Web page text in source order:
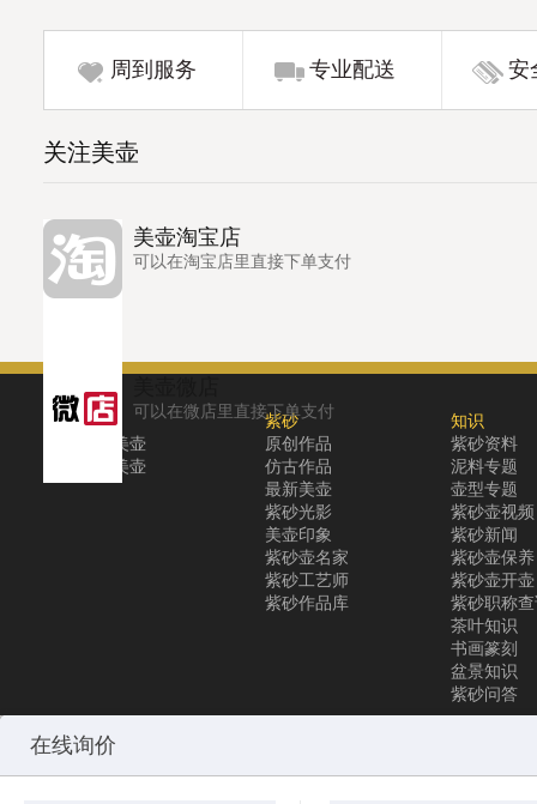
周到服务 专业配送 安
关注美壶
美壶淘宝店
可以在淘宝店里直接下单支付
可以在微店里直接下单支付
关于
关于美壶
联系美壶
紫砂
原创作品
仿古作品
最新美壶
紫砂光影
美壶印象
紫砂壶名家
紫砂工艺师
紫砂作品库
知识
紫砂资料
泥料专题
壶型专题
紫砂壶视频
紫砂新闻
紫砂壶保养
紫砂壶开壶
紫砂职称
茶叶知识
书画篆刻
盆景知识
紫砂问答
Copyright © 2010-2025 All Rights Reserved
在线询价